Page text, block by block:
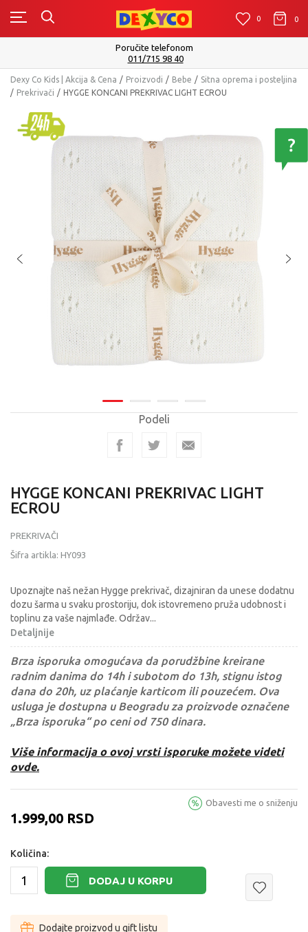
0 0 0
Isporuku možete očekivati u roku od 2 do 4 radna dana!
Pogledaj više
Dexy Co Kids | Akcija & Cena Proizvodi Bebe
Sitna oprema i posteljina
Prekrivači
HYGGE KONCANI PREKRIVAC LIGHT ECROU
Podeli
HYGGE KONCANI PREKRIVAC LIGHT
ECROU
PREKRIVAČI
Šifra artikla: HY093
Upoznajte naš nežan Hygge prekrivač, dizajniran da unese dodatnu
dozu šarma u svaku prostoriju, dok istovremeno pruža udobnost i
toplinu za vaše najmlađe. Održav...
Detaljnije
Brza isporuka omogućava da porudžbine kreirane
radnim danima do 14h i subotom do 13h, stignu istog
dana do 20h, uz plaćanje karticom ili pouzećem. Ova
usluga je dostupna u Beogradu za proizvode označene
„Brza isporuka“ po ceni od 750 dinara.
Više informacija o ovoj vrsti isporuke možete videti
ovde.
1.999,00 RSD
Obavesti me o sniženju
Količina:
DODAJ U KORPU
Dodajte proizvod u gift listu